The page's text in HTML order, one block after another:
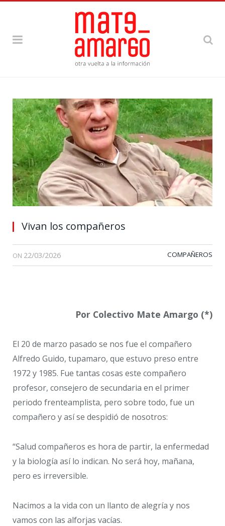
Vivan los compañeros
ON 22/03/2026 COMPAÑEROS
Por Colectivo Mate Amargo (*)
El 20 de marzo pasado se nos fue el compañero
Alfredo Guido, tupamaro, que estuvo preso entre
1972 y 1985. Fue tantas cosas este compañero
profesor, consejero de secundaria en el primer
periodo frenteamplista, pero sobre todo, fue un
compañero y así se despidió de nosotros:
“Salud compañeros es hora de partir, la enfermedad
y la biología así lo indican. No será hoy, mañana,
pero es irreversible.
Nacimos a la vida con un llanto de alegría y nos
vamos con las alforjas vacías.